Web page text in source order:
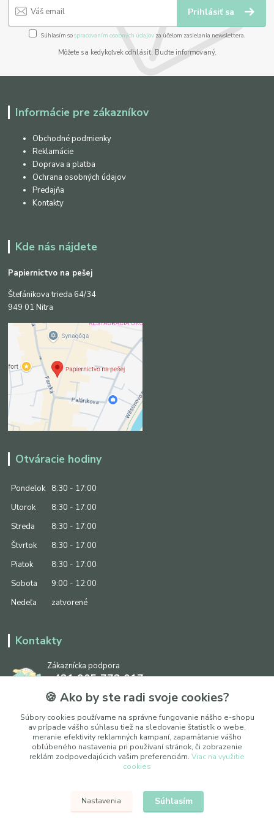
Prihlásiť sa
Súhlasím sospracovaním osobných údajov za účelom zasielania newslettera.
Môžete sa kedykoľvek odhlásiť. Buďte informovaný.
Informácie pre zákazníkov
Obchodné podmienky
Reklamácie
Doprava a platba
Ochrana osobných údajov
Predajňa
Kontakty
Kde nás nájdete
Papiernictvo na pešej
Štefánikova trieda 64/34
949 01 Nitra
Otváracie hodiny
Pondelok
8:30 - 17:00
Utorok
8:30 - 17:00
Streda
8:30 - 17:00
Štvrtok
8:30 - 17:00
Piatok
8:30 - 17:00
Sobota
9:00 - 12:00
Nedeľa
zatvorené
Kontakty
Zákaznícka podpora
+421 905 773 017
(Po-Pia, 8:30 - 17:00, So: 9:00 - 12:00)
info@ipapier.sk
Upraviť nastavenia cookies
🍪 Ako by ste radi svoje cookies?
Súbory cookies používame na správne fungovanie nášho e-shopu
av prípade vášho súhlasu tiež na sledovanie štatistík o webe,
meranie efektivity reklamných kampaní, zapamätanie vášho
obľúbeného nastavenia pri používaní stránok, či zobrazenie
reklám zodpovedajúcich vašim preferenciám. Viac na využitie
cookies
Nastavenia Súhlasím